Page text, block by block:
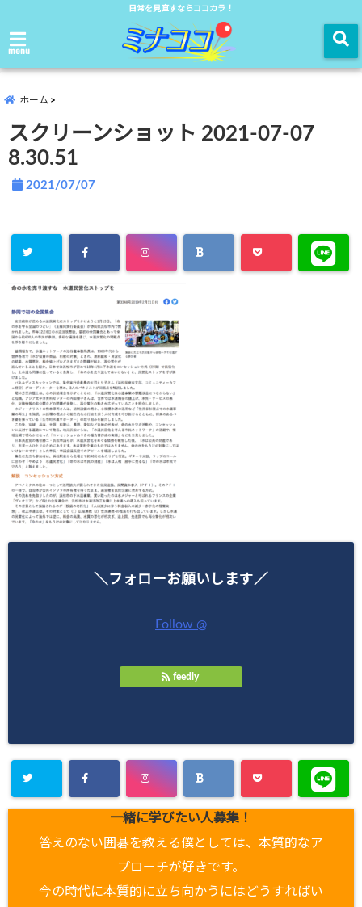
日常を見直すならココカラ！
menu
ホーム
スクリーンショット 2021-07-07
8.30.51
2021/07/07
＼フォローお願いします／
Follow @
feedly
一緒に学びたい人募集！
答えのない囲碁を教える僕としては、本質的なア
プローチが好きです。
今の時代に本質的に立ち向かうにはどうすればい